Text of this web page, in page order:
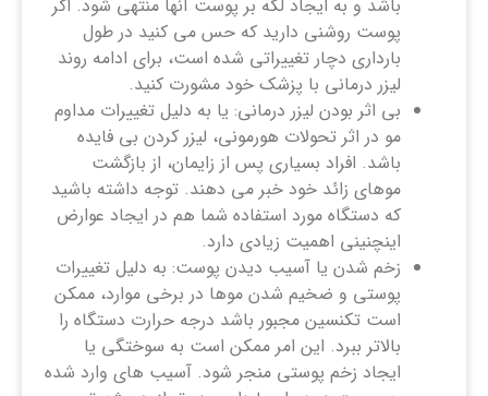
باشد و به ایجاد لکه بر پوست آنها منتهی شود. اگر
پوست روشنی دارید که حس می کنید در طول
بارداری دچار تغییراتی شده است، برای ادامه روند
لیزر درمانی با پزشک خود مشورت کنید.
بی اثر بودن لیزر درمانی: یا به دلیل تغییرات مداوم
مو در اثر تحولات هورمونی، لیزر کردن بی فایده
باشد. افراد بسیاری پس از زایمان، از بازگشت
موهای زائد خود خبر می دهند. توجه داشته باشید
که دستگاه مورد استفاده شما هم در ایجاد عوارض
اینچنینی اهمیت زیادی دارد.
زخم شدن یا آسیب دیدن پوست: به دلیل تغییرات
پوستی و ضخیم شدن موها در برخی موارد، ممکن
است تکنسین مجبور باشد درجه حرارت دستگاه را
بالاتر ببرد. این امر ممکن است به سوختگی یا
ایجاد زخم پوستی منجر شود. آسیب های وارد شده